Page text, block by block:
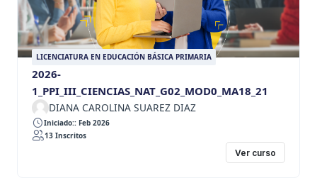
LICENCIATURA EN EDUCACIÓN BÁSICA PRIMARIA
2026-
1_PPI_III_CIENCIAS_NAT_G02_MOD0_MA18_21
DIANA CAROLINA SUAREZ DIAZ
Iniciado:: Feb 2026
13 Inscritos
Ver curso